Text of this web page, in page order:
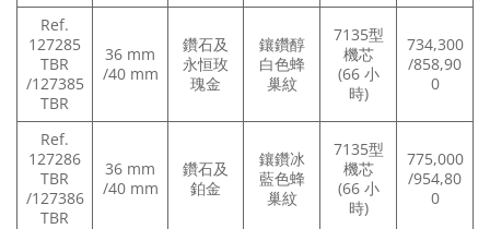
Ref.
127285
TBR
/127385
TBR
36 mm
/40 mm
鑽石及
永恒玫
瑰金
鑲鑽醇
白色蜂
巢紋
7135型
機芯
(66 小
時)
734,300
/858,90
0
Ref.
127286
TBR
/127386
TBR
36 mm
/40 mm
鑽石及
鉑金
鑲鑽冰
藍色蜂
巢紋
7135型
機芯
(66 小
時)
775,000
/954,80
0